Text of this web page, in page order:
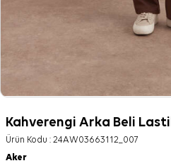
Kahverengi Arka Beli
Ürün Kodu : 24AW03663112_007
Aker